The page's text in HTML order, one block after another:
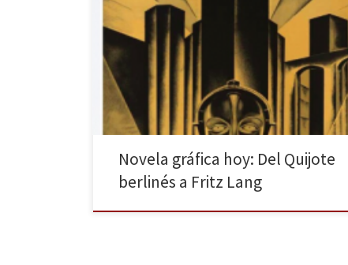
Uno de los géneros más destacables de las últimas
décadas es la novela gráfica. En otros artículos, La
Huella Digital ha hecho reseñas de muchas obras, pues
cuentan con un público creciente. A medio camino
entre el cómic y la literatura tradicional, se han creado
auténticas obras de arte por […]
Novela gráfica hoy: Del Quijote
berlinés a Fritz Lang